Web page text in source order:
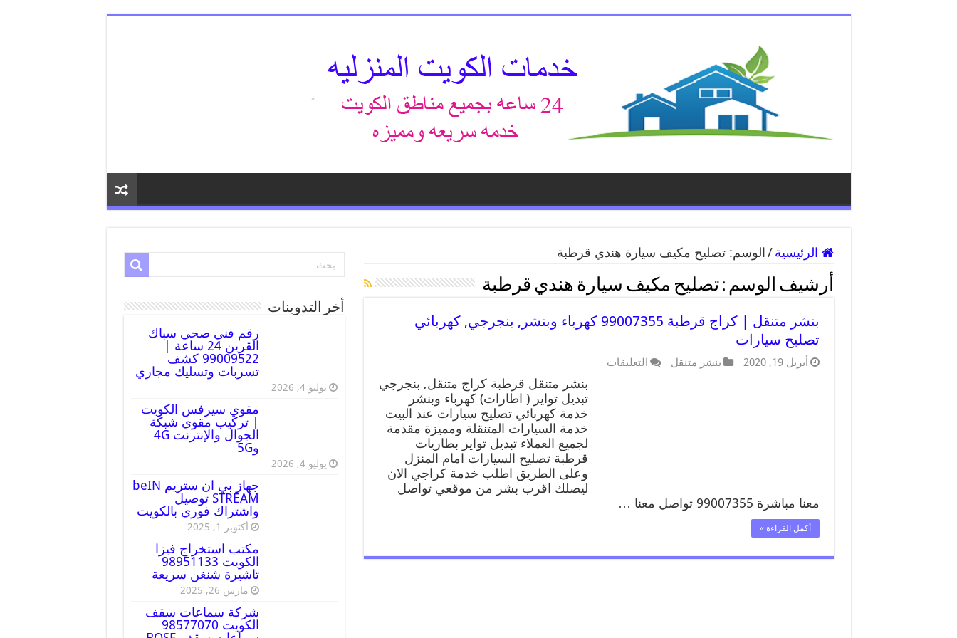
الرئيسية / الوسم:تصليح مكيف سيارة هندي قرطبة
أرشيف الوسم :تصليح مكيف سيارة هندي قرطبة
بنشر متنقل | كراج قرطبة 99007355 كهرباء وبنشر, بنجرجي, كهربائي
تصليح سيارات
أبريل 19, 2020 بنشر متنقل التعليقات
بنشر متنقل قرطبة كراج متنقل, بنجرجي
تبديل تواير ( اطارات) كهرباء وبنشر
خدمة كهربائي تصليح سيارات عند البيت
خدمة السيارات المتنقلة ومميزة مقدمة
لجميع العملاء تبديل تواير بطاريات
قرطبة تصليح السيارات امام المنزل
وعلى الطريق اطلب خدمة كراجي الان
ليصلك اقرب بشر من موقعي تواصل
معنا مباشرة 99007355 تواصل معنا …
أكمل القراءة »
أخر التدوينات
رقم فني صحي سباك
القرين 24 ساعة |
99009522 كشف
تسربات وتسليك مجاري
يوليو 4, 2026
مقوي سيرفس الكويت
| تركيب مقوي شبكة
الجوال والإنترنت 4G
و5G
يوليو 4, 2026
جهاز بي ان ستريم beIN
STREAM توصيل
واشتراك فوري بالكويت
أكتوبر 1, 2025
مكتب استخراج فيزا
الكويت 98951133
تاشيرة شنغن سريعة
مارس 26, 2025
شركة سماعات سقف
الكويت 98577070